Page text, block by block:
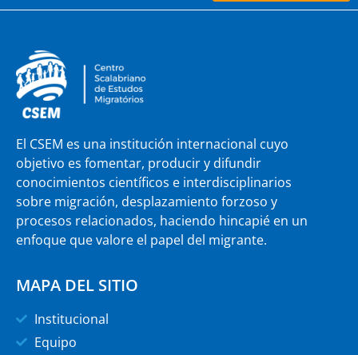
El CSEM es una institución internacional cuyo
objetivo es fomentar, producir y difundir
conocimientos científicos e interdisciplinarios
sobre migración, desplazamiento forzoso y
procesos relacionados, haciendo hincapié en un
enfoque que valore el papel del migrante.
MAPA DEL SITIO
Institucional
Equipo